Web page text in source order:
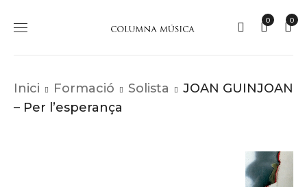
0
0
Inici Formació Solista
JOAN GUINJOAN
– Per l’esperança